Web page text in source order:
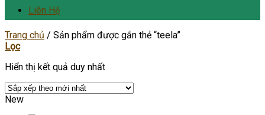
Liên Hệ
Trang chủ / Sản phẩm được gắn thẻ “teela”
Lọc
Hiển thị kết quả duy nhất
New